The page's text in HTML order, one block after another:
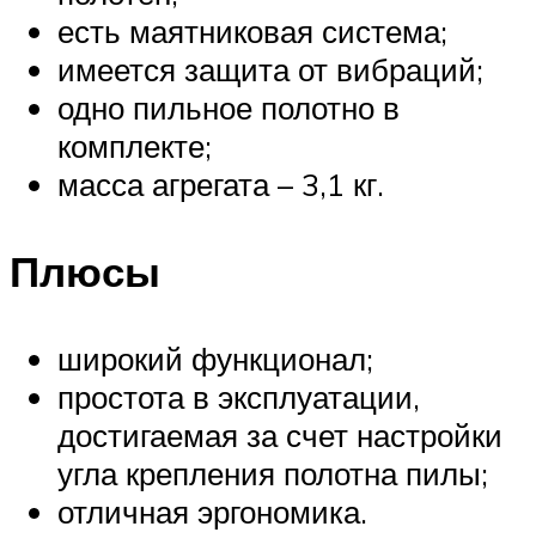
есть маятниковая система;
имеется защита от вибраций;
одно пильное полотно в
комплекте;
масса агрегата – 3,1 кг.
Плюсы
широкий функционал;
простота в эксплуатации,
достигаемая за счет настройки
угла крепления полотна пилы;
отличная эргономика.